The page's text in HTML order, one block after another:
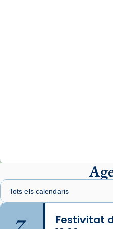
Arquebisbat de
2 weeks ago
Memòria de les
Semproniana,Festivitat